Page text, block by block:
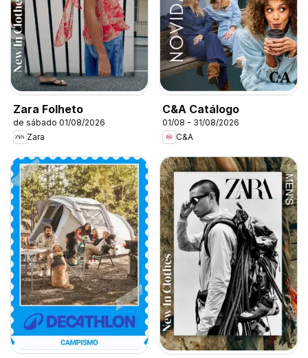
Zara Folheto
de sábado 01/08/2026
Zara
C&A Catálogo
01/08 - 31/08/2026
C&A